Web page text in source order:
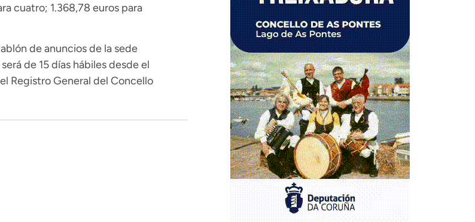
cuatro; 1.368,78 euros para
de anuncios de la sede
de 15 días hábiles desde el
Registro General del Concello